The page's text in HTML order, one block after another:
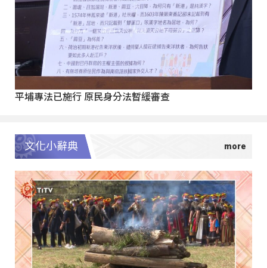
平埔專法已施行 原民身分法暫緩審查
文化小辭典